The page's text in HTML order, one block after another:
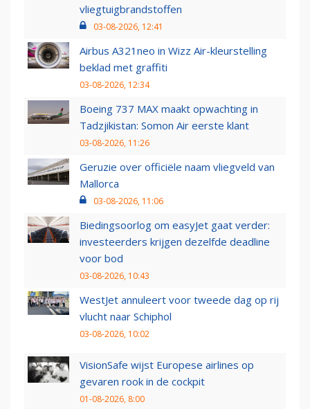
vliegtuigbrandstoffen
03-08-2026, 12:41
Airbus A321neo in Wizz Air-kleurstelling
beklad met graffiti
03-08-2026, 12:34
Boeing 737 MAX maakt opwachting in
Tadzjikistan: Somon Air eerste klant
03-08-2026, 11:26
Geruzie over officiële naam vliegveld van
Mallorca
03-08-2026, 11:06
Biedingsoorlog om easyJet gaat verder:
investeerders krijgen dezelfde deadline
voor bod
03-08-2026, 10:43
WestJet annuleert voor tweede dag op rij
vlucht naar Schiphol
03-08-2026, 10:02
VisionSafe wijst Europese airlines op
gevaren rook in de cockpit
01-08-2026, 8:00